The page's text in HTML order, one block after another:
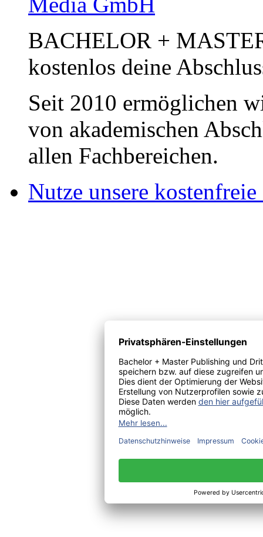
BACHELOR +
kostenlos deine
Seit 2010 ermöglichen
von akademischen
allen Fachbereichen.
Nutze unsere